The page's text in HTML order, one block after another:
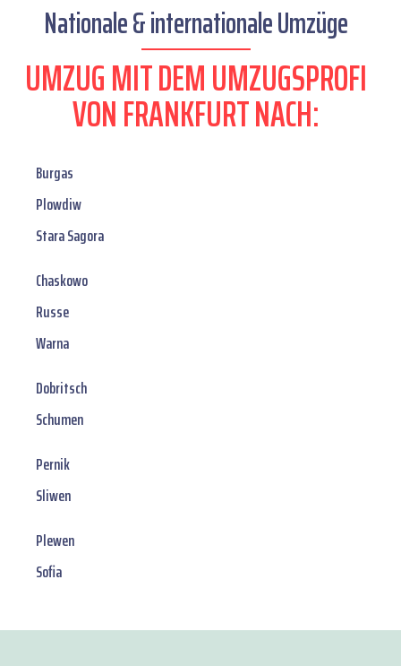
Nationale & internationale Umzüge
UMZUG MIT DEM UMZUGSPROFI
VON FRANKFURT NACH:
Burgas
Plowdiw
Stara Sagora
Chaskowo
Russe
Warna
Dobritsch
Schumen
Pernik
Sliwen
Plewen
Sofia